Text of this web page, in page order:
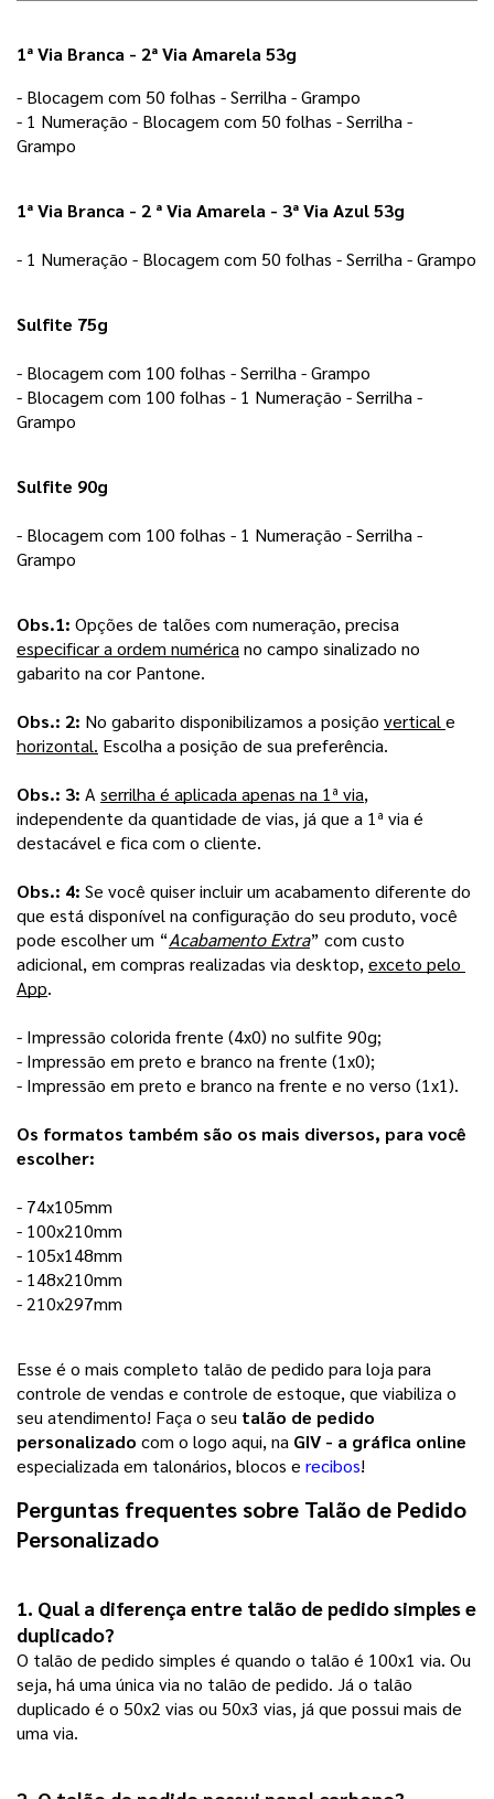
1ª Via Branca - 2ª Via Amarela 53g
- Blocagem com 50 folhas - Serrilha - Grampo
- 1 Numeração - Blocagem com 50 folhas - Serrilha -
Grampo
1ª Via Branca - 2 ª Via Amarela - 3ª Via Azul 53g
- 1 Numeração - Blocagem com 50 folhas - Serrilha - Grampo
Sulfite 75g
- Blocagem com 100 folhas - Serrilha - Grampo
- Blocagem com 100 folhas - 1 Numeração - Serrilha -
Grampo
Sulfite 90g
- Blocagem com 100 folhas - 1 Numeração - Serrilha -
Grampo
Obs.1:
especificar a ordem numérica no campo sinalizado no
gabarito na cor Pantone.
Obs.: 2: No gabarito disponibilizamos a posição vertical
horizontal. Escolha a posição de sua preferência.
Obs.: 3: A serrilha é aplicada apenas na 1ª via,
independente da quantidade de vias, já que a 1ª via é
destacável e fica com o cliente.
Obs.: 4: Se você quiser incluir um acabamento diferente do
que está disponível na configuração do seu produto, você
pode escolher um “Acabamento Extra” com custo
adicional, em compras realizadas via desktop, exceto pelo
App.
- Impressão colorida frente (4x0) no sulfite 90g;
- Impressão em preto e branco na frente (1x0);
- Impressão em preto e branco na frente e no verso (1x1).
Os formatos também são os mais diversos, para você
escolher:
- 74x105mm
- 100x210mm
- 105x148mm
- 148x210mm
- 210x297mm
Esse é o mais completo talão de pedido para loja para
controle de vendas e controle de estoque, que viabiliza o
seu atendimento! Faça o seu talão de pedido
personalizado com o logo aqui, na GIV - a gráfica online
especializada em talonários, blocos e recibos!
Perguntas frequentes sobre Talão de Pedido
Personalizado
1. Qual a diferença entre talão de pedido simples e
duplicado?
O talão de pedido simples é quando o talão é 100x1 via. Ou
seja, há uma única via no talão de pedido. Já o talão
duplicado é o 50x2 vias ou 50x3 vias, já que possui mais de
uma via.